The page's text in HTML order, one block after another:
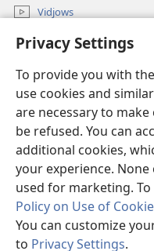
Privacy Settings
To provide you with
use cookies and
are necessary to
be refused. You can
additional cookies,
your experience.
used for marketing.
Policy on Use of
You can customize
to Privacy Settings.
Vidjows
Fittex f’JW.ORG
Donazzjonijiet
(opens
new
window)LIBRERIJA ONLAJN
(opens
new
JW Hub ®
(opens
new
window)
Copyright© 2026 Watch